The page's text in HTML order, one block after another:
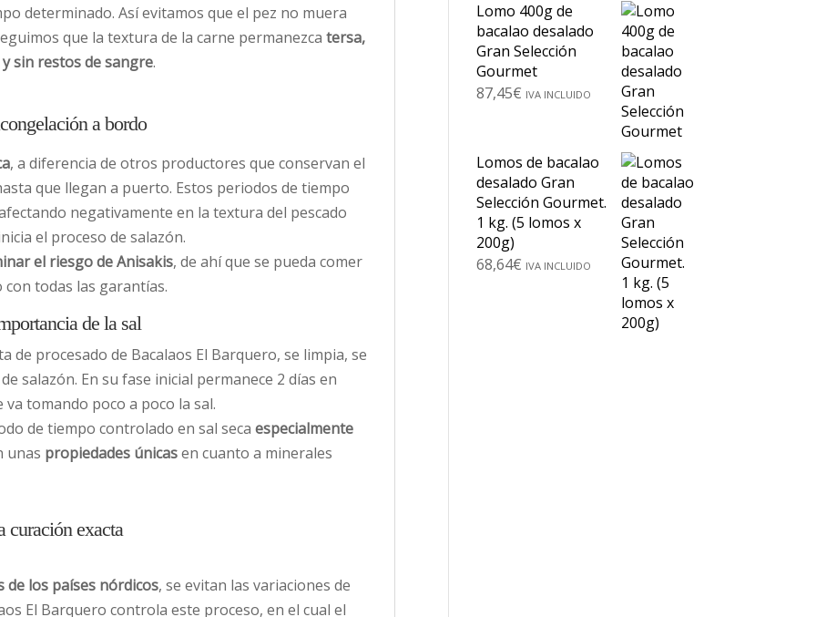
determinado. Así evitamos que el pez no muera
que la textura de la carne permanezcatersa,
sin restos de sangre.
a bordo
, a diferencia de otros productores que conservan el
que llegan a puerto. Estos periodos de tiempo
negativamente en la textura del pescado
el proceso de salazón.
el riesgo de Anisakis, de ahí que se pueda comer
con todas las garantías.
de la sal
de procesado de Bacalaos El Barquero, se limpia, se
salazón. En su fase inicial permanece 2 días en
va tomando poco a poco la sal.
de tiempo controlado en sal seca especialmente
unas propiedades únicasen cuanto a minerales
curación exacta
de los países nórdicos, se evitan las variaciones de
El Barquero controla este proceso, en el cual el
Lomo 400g de
bacalao desalado
Gran Selección
Gourmet
87,45€ IVA INCLUIDO
Lomos de bacalao
desalado Gran
Selección Gourmet.
1 kg. (5 lomos x
200g)
68,64€ IVA INCLUIDO